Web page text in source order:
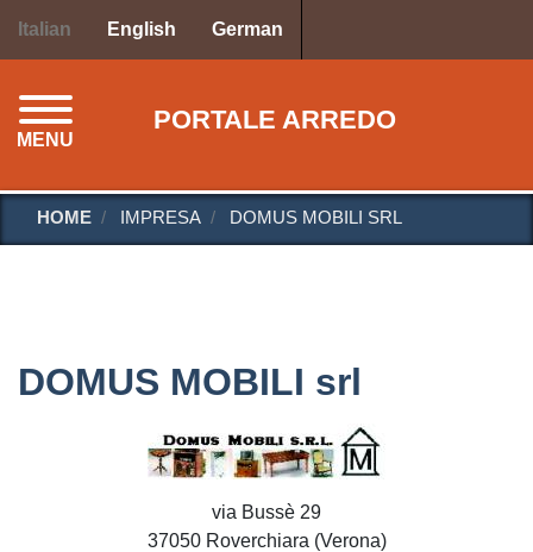
Italian English German
PORTALE ARREDO
MENU
HOME IMPRESA DOMUS MOBILI SRL
DOMUS MOBILI srl
via Bussè 29
37050 Roverchiara (Verona)